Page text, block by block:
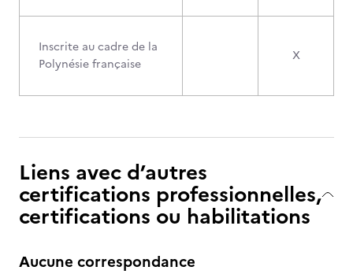
Inscrite au cadre de la
Polynésie française
X
Liens avec d’autres
certifications professionnelles,
certifications ou habilitations
Aucune correspondance